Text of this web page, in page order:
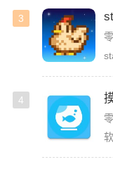
3
4